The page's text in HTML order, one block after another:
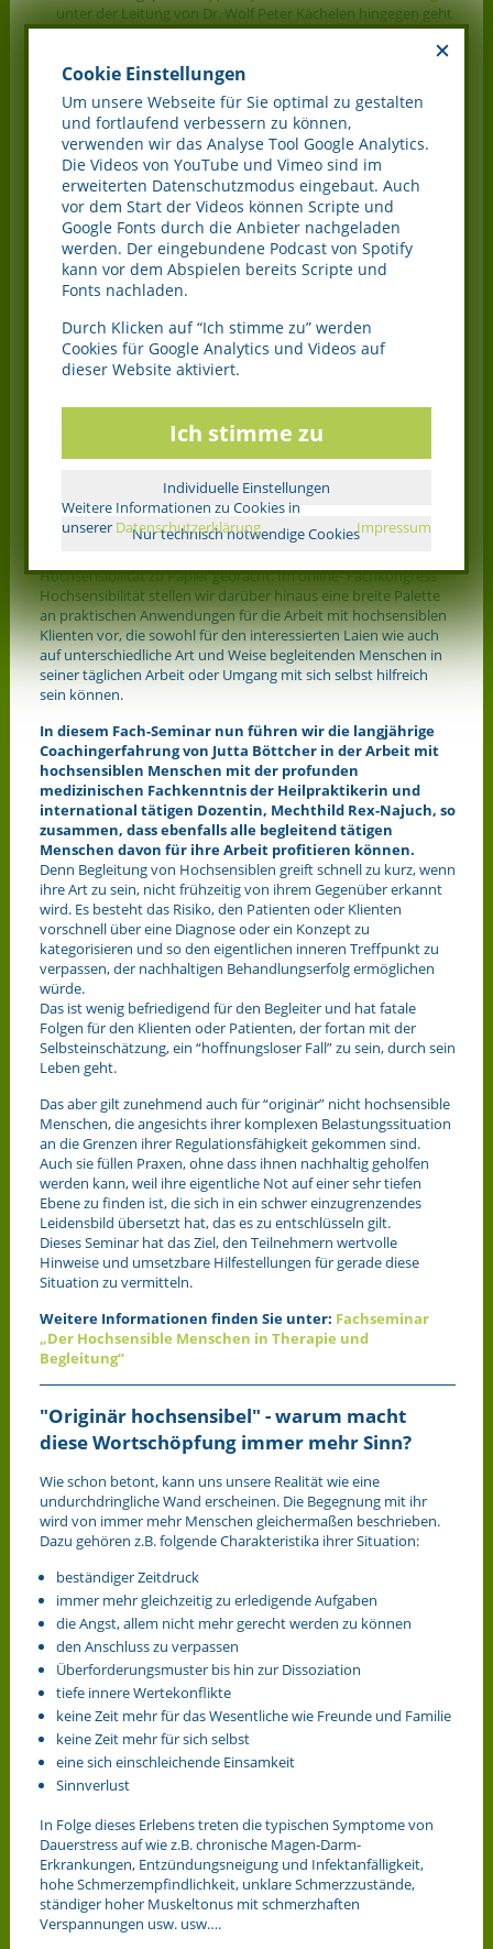
unter der Leitung von Dr. Wolf Peter Kächelen hingegen geht
einen eher mentalen Weg. Sie macht den Raum der
dekonstruierenden Umgang mit Sprache erfahrbar.
Das gemeinsame Ziel jedoch liegt immer darin - und hier nutze
ich noch einmal die Sprache aus meinem Beitrag in unserem
Buch - “einen Riß in der bisher als (scheinbar) unabänderlich
wahrgenommenen Realität” herzustellen.
Schon Albert Einstein betonte, dass ein Problem niemals auf
der gleichen Ebene gelöst werden könnte, auf der es
entstanden ist. Jede unserer Weiterbildungen nutzt daher die
hochsensible Wahrnehmung unserer Teilnehmer, um einen
Ebenenwechsel herzustellen, der Problemlösung aus einer
übergeordneten Perspektive erlaubt.
Neu bei Aurum Cordis - das Fachseminar
"Hochsensible Menschen in Therapie und
Begleitung"
Es ist dringend Zeit, die Erkenntnisse über die besonderen
Bedarfe und Bedürfnisse hochsensibler Menschen, die sich
ratsuchend an Ärzte, Therapeuten und Coaches wenden, in die
Fachwelt zu tragen.
Dafür haben wir uns zum einen als Autorenteam zusammen
Hochsensibilität zu Papier gebracht. Im online- Fachkongress
Hochsensibilität stellen wir darüber hinaus eine breite Palette
an praktischen Anwendungen für die Arbeit mit hochsensiblen
Klienten vor, die sowohl für den interessierten Laien wie auch
auf unterschiedliche Art und Weise begleitenden Menschen in
seiner täglichen Arbeit oder Umgang mit sich selbst hilfreich
sein können.
In diesem Fach-Seminar nun führen wir die langjährige
Coachingerfahrung von Jutta Böttcher in der Arbeit mit
hochsensiblen Menschen mit der profunden
medizinischen Fachkenntnis der Heilpraktikerin und
international tätigen Dozentin, Mechthild Rex-Najuch, so
zusammen, dass ebenfalls alle begleitend tätigen
Menschen davon für ihre Arbeit profitieren können.
Denn Begleitung von Hochsensiblen greift schnell zu kurz, wenn
ihre Art zu sein, nicht frühzeitig von ihrem Gegenüber erkannt
wird. Es besteht das Risiko, den Patienten oder Klienten
vorschnell über eine Diagnose oder ein Konzept zu
kategorisieren und so den eigentlichen inneren Treffpunkt zu
verpassen, der nachhaltigen Behandlungserfolg ermöglichen
würde.
Das ist wenig befriedigend für den Begleiter und hat fatale
Folgen für den Klienten oder Patienten, der fortan mit der
Selbsteinschätzung, ein “hoffnungsloser Fall” zu sein, durch sein
Leben geht.
Das aber gilt zunehmend auch für “originär” nicht hochsensible
Menschen, die angesichts ihrer komplexen Belastungssituation
an die Grenzen ihrer Regulationsfähigkeit gekommen sind.
Auch sie füllen Praxen, ohne dass ihnen nachhaltig geholfen
werden kann, weil ihre eigentliche Not auf einer sehr tiefen
Ebene zu finden ist, die sich in ein schwer einzugrenzendes
Leidensbild übersetzt hat, das es zu entschlüsseln gilt.
Dieses Seminar hat das Ziel, den Teilnehmern wertvolle
Hinweise und umsetzbare Hilfestellungen für gerade diese
Situation zu vermitteln.
Weitere Informationen finden Sie unter: Fachseminar
„Der Hochsensible Menschen in Therapie und
Begleitung“
"Originär hochsensibel" - warum macht
diese Wortschöpfung immer mehr Sinn?
Wie schon betont, kann uns unsere Realität wie eine
undurchdringliche Wand erscheinen. Die Begegnung mit ihr
wird von immer mehr Menschen gleichermaßen beschrieben.
Dazu gehören z.B. folgende Charakteristika ihrer Situation:
beständiger Zeitdruck
immer mehr gleichzeitig zu erledigende Aufgaben
die Angst, allem nicht mehr gerecht werden zu können
den Anschluss zu verpassen
Überforderungsmuster bis hin zur Dissoziation
tiefe innere Wertekonflikte
keine Zeit mehr für das Wesentliche wie Freunde und Familie
keine Zeit mehr für sich selbst
eine sich einschleichende Einsamkeit
Sinnverlust
In Folge dieses Erlebens treten die typischen Symptome von
Dauerstress auf wie z.B. chronische Magen-Darm-
Erkrankungen, Entzündungsneigung und Infektanfälligkeit,
hohe Schmerzempfindlichkeit, unklare Schmerzzustände,
ständiger hoher Muskeltonus mit schmerzhaften
Verspannungen usw. usw….
Cookie Einstellungen
Um unsere Webseite für Sie optimal zu gestalten
und fortlaufend verbessern zu können,
verwenden wir das Analyse Tool Google Analytics.
Die Videos von YouTube und Vimeo sind im
erweiterten Datenschutzmodus eingebaut. Auch
vor dem Start der Videos können Scripte und
Google Fonts durch die Anbieter nachgeladen
werden. Der eingebundene Podcast von Spotify
kann vor dem Abspielen bereits Scripte und
Fonts nachladen.
Durch Klicken auf “Ich stimme zu” werden
Cookies für Google Analytics und Videos auf
dieser Website aktiviert.
Ich stimme zu
Individuelle Einstellungen
Nur technisch notwendige Cookies
Weitere Informationen zu Cookies in
unserer Datenschutzerklärung Impressum